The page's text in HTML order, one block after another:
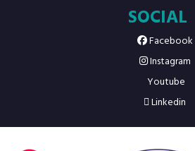
SOCIAL
Facebook
Instagram
Youtube
Linkedin